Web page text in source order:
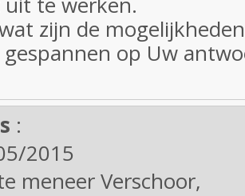
zijn de
op Uw
:
2015
meneer Verschoor,